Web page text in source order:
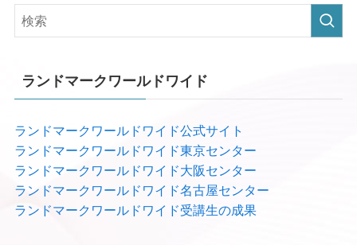
ランドマークワールドワイド
ランドマークワールドワイド公式サイト
ランドマークワールドワイド東京センター
ランドマークワールドワイド大阪センター
ランドマークワールドワイド名古屋センター
ランドマークワールドワイド受講生の成果